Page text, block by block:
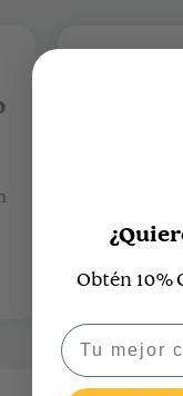
"Cada
mi
Obtén 10%
Email